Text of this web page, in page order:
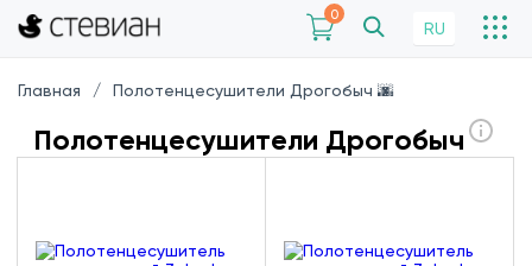
0
RU
Главная Полотенцесушители Дрогобыч 🌆
Полотенцесушители Дрогобыч